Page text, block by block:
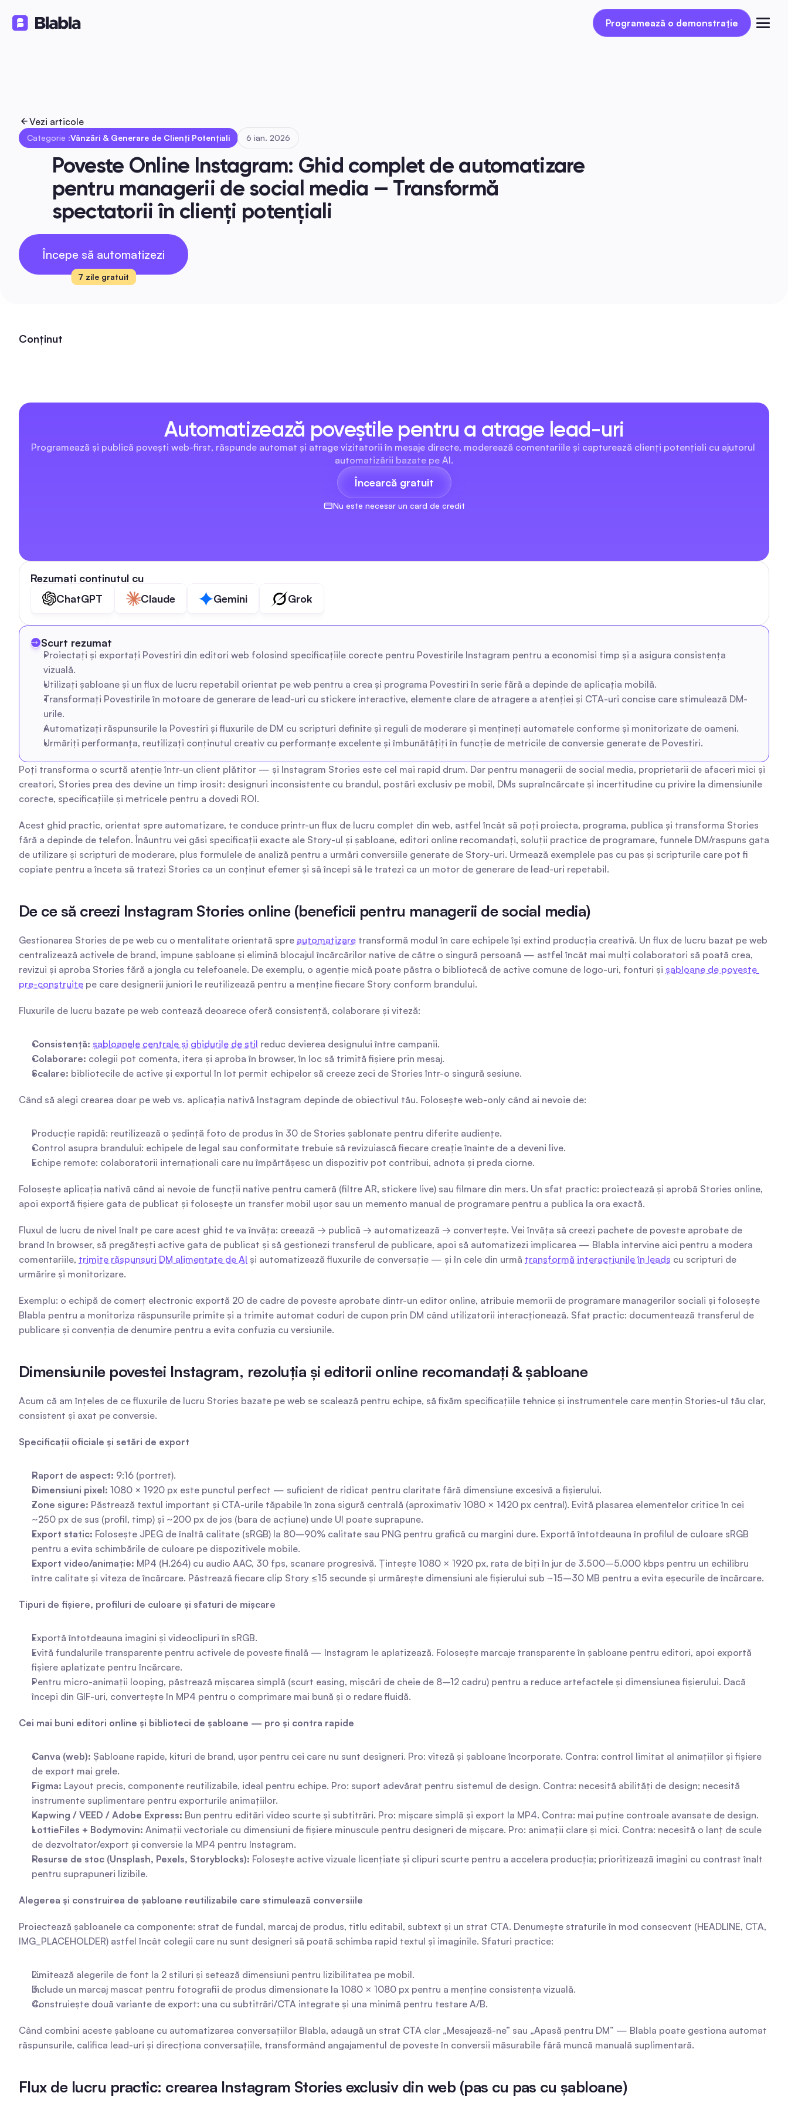
Programează o demonstrație
Programează o demonstrație
Vezi articole
Categorie :Vânzări & Generare de Clienți Potențiali 6 ian. 2026
Poveste Online Instagram: Ghid complet de automatizare
pentru managerii de social media — Transformă
spectatorii în clienți potențiali
Începe să automatizezi
7 zile gratuit
Conținut
Rezumați conținutul cu
ChatGPT
Claude Gemini Grok
Scurt rezumat
Proiectați și exportați Povestiri din editori web folosind specificațiile corecte pentru Povestirile Instagram pentru a economisi timp și a asigura consistența
vizuală.
Utilizați șabloane și un flux de lucru repetabil orientat pe web pentru a crea și programa Povestiri în serie fără a depinde de aplicația mobilă.
Transformați Povestirile în motoare de generare de lead-uri cu stickere interactive, elemente clare de atragere a atenției și CTA-uri concise care stimulează DM-
urile.
Automatizați răspunsurile la Povestiri și fluxurile de DM cu scripturi definite și reguli de moderare și mențineți automatele conforme și monitorizate de oameni.
Urmăriți performanța, reutilizați conținutul creativ cu performanțe excelente și îmbunătățiți în funcție de metricile de conversie generate de Povestiri.
Poți transforma o scurtă atenție într-un client plătitor — și Instagram Stories este cel mai rapid drum. Dar pentru managerii de social media, proprietarii de afaceri mici și
creatori, Stories prea des devine un timp irosit: designuri inconsistente cu brandul, postări exclusiv pe mobil, DMs supraîncărcate și incertitudine cu privire la dimensiunile
corecte, specificațiile și metricele pentru a dovedi ROI.
Acest ghid practic, orientat spre automatizare, te conduce printr-un flux de lucru complet din web, astfel încât să poți proiecta, programa, publica și transforma Stories
fără a depinde de telefon. Înăuntru vei găsi specificații exacte ale Story-ul și șabloane, editori online recomandați, soluții practice de programare, funnele DM/raspuns gata
de utilizare și scripturi de moderare, plus formulele de analiză pentru a urmări conversiile generate de Story-uri. Urmează exemplele pas cu pas și scripturile care pot fi
copiate pentru a înceta să tratezi Stories ca un conținut efemer și să începi să le tratezi ca un motor de generare de lead-uri repetabil.
De ce să creezi Instagram Stories online (beneficii pentru managerii de social media)
Gestionarea Stories de pe web cu o mentalitate orientată spre automatizare transformă modul în care echipele își extind producția creativă. Un flux de lucru bazat pe web
centralizează activele de brand, impune șabloane și elimină blocajul încărcărilor native de către o singură persoană — astfel încât mai mulți colaboratori să poată crea,
revizui și aproba Stories fără a jongla cu telefoanele. De exemplu, o agenție mică poate păstra o bibliotecă de active comune de logo-uri, fonturi și șabloane de poveste
pre-construite pe care designerii juniori le reutilizează pentru a menține fiecare Story conform brandului.
Fluxurile de lucru bazate pe web contează deoarece oferă consistență, colaborare și viteză:
Consistență: șabloanele centrale și ghidurile de stil reduc devierea designului între campanii.
Colaborare: colegii pot comenta, itera și aproba în browser, în loc să trimită fișiere prin mesaj.
Scalare: bibliotecile de active și exportul în lot permit echipelor să creeze zeci de Stories într-o singură sesiune.
Când să alegi crearea doar pe web vs. aplicația nativă Instagram depinde de obiectivul tău. Folosește web-only când ai nevoie de:
Producție rapidă: reutilizează o ședință foto de produs în 30 de Stories șablonate pentru diferite audiențe.
Control asupra brandului: echipele de legal sau conformitate trebuie să revizuiască fiecare creație înainte de a deveni live.
Echipe remote: colaboratorii internaționali care nu împărtășesc un dispozitiv pot contribui, adnota și preda ciorne.
Folosește aplicația nativă când ai nevoie de funcții native pentru cameră (filtre AR, stickere live) sau filmare din mers. Un sfat practic: proiectează și aprobă Stories online,
apoi exportă fișiere gata de publicat și folosește un transfer mobil ușor sau un memento manual de programare pentru a publica la ora exactă.
Fluxul de lucru de nivel înalt pe care acest ghid te va învăța: creează → publică → automatizează → convertește. Vei învăța să creezi pachete de poveste aprobate de
brand în browser, să pregătești active gata de publicat și să gestionezi transferul de publicare, apoi să automatizezi implicarea — Blabla intervine aici pentru a modera
comentariile, trimite răspunsuri DM alimentate de AI și automatizează fluxurile de conversație — și în cele din urmă transformă interacțiunile în leads cu scripturi de
urmărire și monitorizare.
Exemplu: o echipă de comerț electronic exportă 20 de cadre de poveste aprobate dintr-un editor online, atribuie memorii de programare managerilor sociali și folosește
Blabla pentru a monitoriza răspunsurile primite și a trimite automat coduri de cupon prin DM când utilizatorii interacționează. Sfat practic: documentează transferul de
publicare și convenția de denumire pentru a evita confuzia cu versiunile.
Dimensiunile povestei Instagram, rezoluția și editorii online recomandați & șabloane
Acum că am înțeles de ce fluxurile de lucru Stories bazate pe web se scalează pentru echipe, să fixăm specificațiile tehnice și instrumentele care mențin Stories-ul tău clar,
consistent și axat pe conversie.
Specificații oficiale și setări de export
Raport de aspect: 9:16 (portret).
Dimensiuni pixel: 1080 × 1920 px este punctul perfect — suficient de ridicat pentru claritate fără dimensiune excesivă a fișierului.
Zone sigure: Păstrează textul important și CTA-urile tăpabile în zona sigură centrală (aproximativ 1080 × 1420 px central). Evită plasarea elementelor critice în cei
~250 px de sus (profil, timp) și ~200 px de jos (bara de acțiune) unde UI poate suprapune.
Export static: Folosește JPEG de înaltă calitate (sRGB) la 80–90% calitate sau PNG pentru grafică cu margini dure. Exportă întotdeauna în profilul de culoare sRGB
pentru a evita schimbările de culoare pe dispozitivele mobile.
Export video/animație: MP4 (H.264) cu audio AAC, 30 fps, scanare progresivă. Țintește 1080 × 1920 px, rata de biți în jur de 3.500–5.000 kbps pentru un echilibru
între calitate și viteza de încărcare. Păstrează fiecare clip Story ≤15 secunde și urmărește dimensiuni ale fișierului sub ~15–30 MB pentru a evita eșecurile de încărcare.
Tipuri de fișiere, profiluri de culoare și sfaturi de mișcare
Exportă întotdeauna imagini și videoclipuri în sRGB.
Evită fundalurile transparente pentru activele de poveste finală — Instagram le aplatizează. Folosește marcaje transparente în șabloane pentru editori, apoi exportă
fișiere aplatizate pentru încărcare.
Pentru micro-animații looping, păstrează mișcarea simplă (scurt easing, mișcări de cheie de 8–12 cadru) pentru a reduce artefactele și dimensiunea fișierului. Dacă
începi din GIF-uri, convertește în MP4 pentru o comprimare mai bună și o redare fluidă.
Cei mai buni editori online și biblioteci de șabloane — pro și contra rapide
Canva (web): Șabloane rapide, kituri de brand, ușor pentru cei care nu sunt designeri. Pro: viteză și șabloane încorporate. Contra: control limitat al animațiilor și fișiere
de export mai grele.
Figma: Layout precis, componente reutilizabile, ideal pentru echipe. Pro: suport adevărat pentru sistemul de design. Contra: necesită abilități de design; necesită
instrumente suplimentare pentru exporturile animațiilor.
Kapwing / VEED / Adobe Express: Bun pentru editări video scurte și subtitrări. Pro: mișcare simplă și export la MP4. Contra: mai puține controale avansate de design.
LottieFiles + Bodymovin: Animații vectoriale cu dimensiuni de fișiere minuscule pentru designeri de mișcare. Pro: animații clare și mici. Contra: necesită o lanț de scule
de dezvoltator/export și conversie la MP4 pentru Instagram.
Resurse de stoc (Unsplash, Pexels, Storyblocks): Folosește active vizuale licențiate și clipuri scurte pentru a accelera producția; prioritizează imagini cu contrast înalt
pentru suprapuneri lizibile.
Alegerea și construirea de șabloane reutilizabile care stimulează conversiile
Proiectează șabloanele ca componente: strat de fundal, marcaj de produs, titlu editabil, subtext și un strat CTA. Denumește straturile în mod consecvent (HEADLINE, CTA,
IMG_PLACEHOLDER) astfel încât colegii care nu sunt designeri să poată schimba rapid textul și imaginile. Sfaturi practice:
Limitează alegerile de font la 2 stiluri și setează dimensiuni pentru lizibilitatea pe mobil.
Include un marcaj mascat pentru fotografii de produs dimensionate la 1080 × 1080 px pentru a menține consistența vizuală.
Construiește două variante de export: una cu subtitrări/CTA integrate și una minimă pentru testare A/B.
Când combini aceste șabloane cu automatizarea conversațiilor Blabla, adaugă un strat CTA clar „Mesajează-ne” sau „Apasă pentru DM” — Blabla poate gestiona automat
răspunsurile, califica lead-uri și direcționa conversațiile, transformând angajamentul de poveste în conversii măsurabile fără muncă manuală suplimentară.
Flux de lucru practic: crearea Instagram Stories exclusiv din web (pas cu pas cu șabloane)
Automatizează poveștile pentru a atrage lead-uri
Programează și publică povești web-first, răspunde automat și atrage vizitatorii în mesaje directe, moderează comentariile și capturează clienți potențiali cu ajutorul
automatizării bazate pe AI.
Încearcă gratuit
Nu este necesar un card de credit